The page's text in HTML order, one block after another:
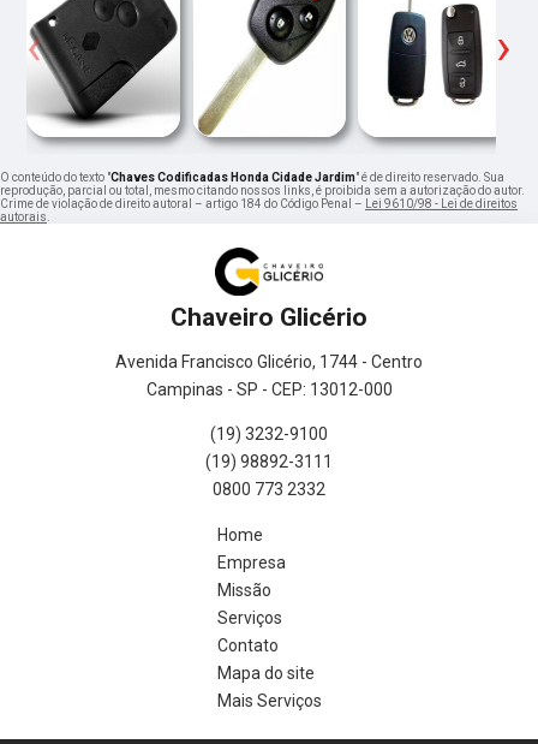
‹ ›
O conteúdo do texto "Chaves Codificadas Honda Cidade Jardim" é de direito reservado. Sua
reprodução, parcial ou total, mesmo citando nossos links, é proibida sem a autorização do autor.
Crime de violação de direito autoral – artigo 184 do Código Penal –
Lei 9610/98 - Lei de direitos
autorais
Chaveiro Glicério
Avenida Francisco Glicério, 1744 - Centro
Campinas - SP - CEP: 13012-000
(19) 3232-9100
(19) 98892-3111
0800 773 2332
Home
Empresa
Missão
Serviços
Contato
Mapa do site
Mais Serviços